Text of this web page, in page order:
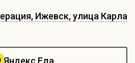
Ижевск, улица Карла
Яндекс Еда